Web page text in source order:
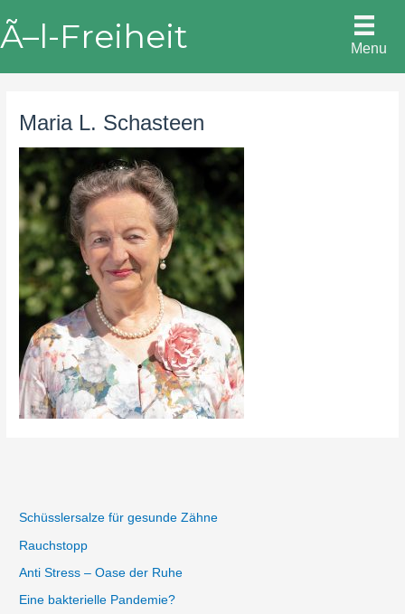
to
content
Ã–l-Freiheit Menu
Maria L. Schasteen
Schüsslersalze für gesunde Zähne
Rauchstopp
Anti Stress – Oase der Ruhe
Eine bakterielle Pandemie?